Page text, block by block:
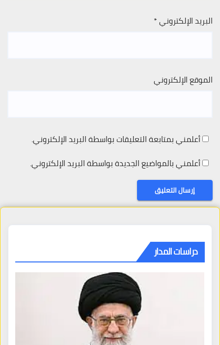
البريد الإلكتروني*
الموقع الإلكتروني
أعلمني بمتابعة التعليقات بواسطة البريد الإلكتروني.
أعلمني بالمواضيع الجديدة بواسطة البريد الإلكتروني.
دراسات المدار